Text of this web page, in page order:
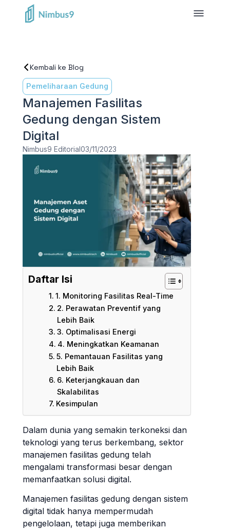
Kembali ke Blog
Pemeliharaan Gedung
Manajemen Fasilitas
Gedung dengan Sistem
Digital
Nimbus9 Editorial03/11/2023
Daftar Isi
1. Monitoring Fasilitas Real-Time
2. Perawatan Preventif yang
Lebih Baik
3. Optimalisasi Energi
4. Meningkatkan Keamanan
5. Pemantauan Fasilitas yang
Lebih Baik
6. Keterjangkauan dan
Skalabilitas
Kesimpulan
Dalam dunia yang semakin terkoneksi dan
teknologi yang terus berkembang, sektor
manajemen fasilitas gedung telah
mengalami transformasi besar dengan
memanfaatkan solusi digital.
Manajemen fasilitas gedung dengan sistem
digital tidak hanya mempermudah
pengelolaan, tetapi juga memberikan